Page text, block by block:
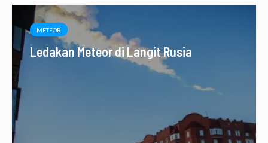
METEOR
Ledakan Meteor di Langit Rusia